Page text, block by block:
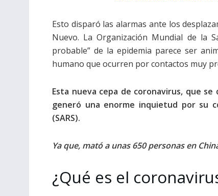
Esto disparó las alarmas ante los
Nuevo. La Organización Mundial de la
probable” de la epidemia parece ser
humano que ocurren por contactos muy
Esta nueva cepa de coronavirus, que
generó una enorme inquietud por su
(SARS).
Ya que, mató a unas 650 personas en
¿Qué es el